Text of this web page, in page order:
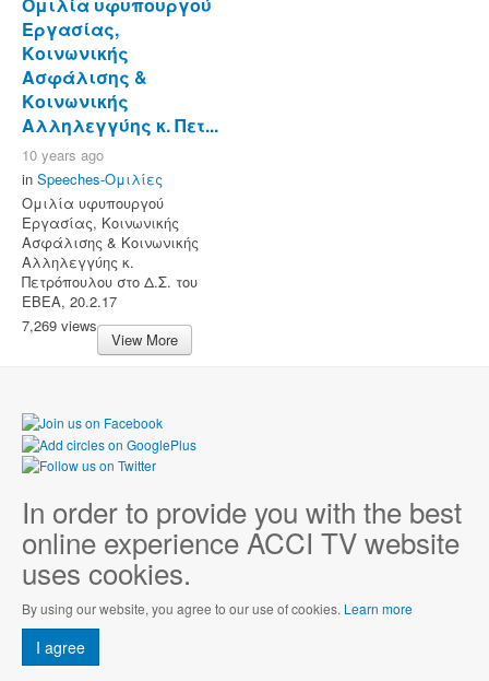
Εργασίας,
Κοινωνικής
Ασφάλισης &
Κοινωνικής
Αλληλεγγύης κ. Πετ...
10 years ago
in Speeches-Ομιλίες
Ομιλία υφυπουργού
Εργασίας, Κοινωνικής
Ασφάλισης & Κοινωνικής
Αλληλεγγύης κ.
Πετρόπουλου στο Δ.Σ. του
ΕΒΕΑ, 20.2.17
7,269 views
View More
In order to provide you with the best
online experience ACCI TV website
uses cookies.
By using our website, you agree to our use of cookies. Learn more
I agree